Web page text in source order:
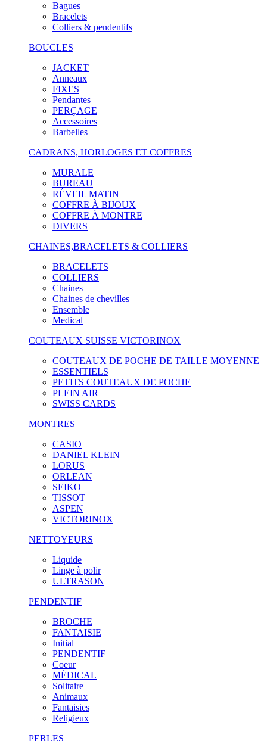
Bagues
Bracelets
Colliers & pendentifs
BOUCLES
JACKET
Anneaux
FIXES
Pendantes
PERÇAGE
Accessoires
Barbelles
CADRANS, HORLOGES ET COFFRES
MURALE
BUREAU
RÉVEIL MATIN
COFFRE À BIJOUX
COFFRE À MONTRE
DIVERS
CHAINES,BRACELETS & COLLIERS
BRACELETS
COLLIERS
Chaines
Chaines de chevilles
Ensemble
Medical
COUTEAUX SUISSE VICTORINOX
COUTEAUX DE POCHE DE TAILLE MOYENNE
ESSENTIELS
PETITS COUTEAUX DE POCHE
PLEIN AIR
SWISS CARDS
MONTRES
CASIO
DANIEL KLEIN
LORUS
ORLEAN
SEIKO
TISSOT
ASPEN
VICTORINOX
NETTOYEURS
Liquide
Linge à polir
ULTRASON
PENDENTIF
BROCHE
FANTAISIE
Initial
PENDENTIF
Coeur
MÉDICAL
Solitaire
Animaux
Fantaisies
Religieux
PERLES